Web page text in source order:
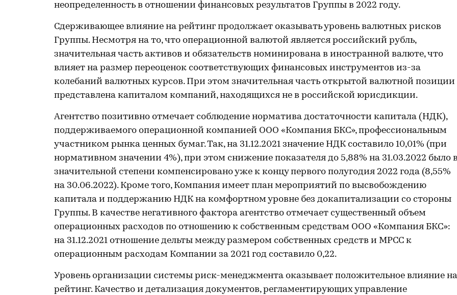
неопределенность в отношении финансовых результатов Группы в 2022 году.
Сдерживающее влияние на рейтинг продолжает оказывать уровень валютных рисков
Группы. Несмотря на то, что операционной валютой является российский рубль,
значительная часть активов и обязательств номинирована в иностранной валюте, что
влияет на размер переоценок соответствующих финансовых инструментов из-за
колебаний валютных курсов. При этом значительная часть открытой валютной позиции
представлена капиталом компаний, находящихся не в российской юрисдикции.
Агентство позитивно отмечает соблюдение норматива достаточности капитала (НДК),
поддерживаемого операционной компанией ООО «Компания БКС», профессиональным
участником рынка ценных бумаг. Так, на 31.12.2021 значение НДК составило 10,01% (при
нормативном значении 4%), при этом снижение показателя до 5,88% на 31.03.2022 было в
значительной степени компенсировано уже к концу первого полугодия 2022 года (8,55%
на 30.06.2022). Кроме того, Компания имеет план мероприятий по высвобождению
капитала и поддержанию НДК на комфортном уровне без докапитализации со стороны
Группы. В качестве негативного фактора агентство отмечает существенный объем
операционных расходов по отношению к собственным средствам ООО «Компания БКС»:
на 31.12.2021 отношение дельты между размером собственных средств и МРСС к
операционным расходам Компании за 2021 год составило 0,22.
Уровень организации системы риск-менеджмента оказывает положительное влияние на
рейтинг. Качество и детализация документов, регламентирующих управление